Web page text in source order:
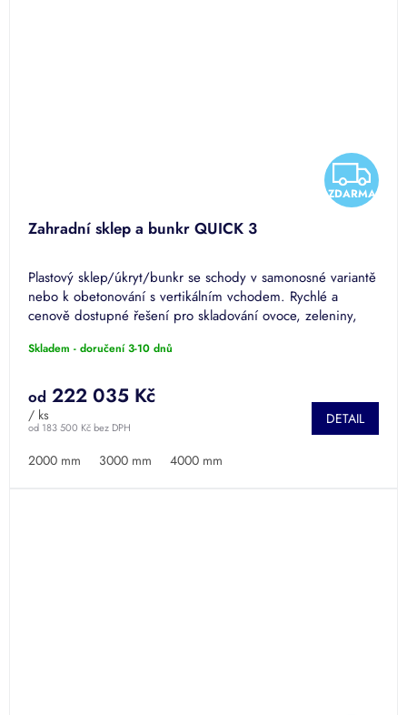
Z
D
R
ZDARMA
Zahradní sklep a bunkr QUICK 3
Plastový sklep/úkryt/bunkr se schody v samonosné variantě
nebo k obetonování s vertikálním vchodem. Rychlé a
cenově dostupné řešení pro skladování ovoce, zeleniny,
Skladem - doručení 3-10 dnů
od 183 500 Kč bez DPH
od 222 035 Kč
/ ks DETAIL
2000 mm 3000 mm 4000 mm